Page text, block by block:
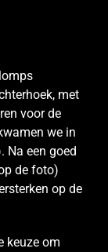
met
voor de
we in
Na een goed
de foto)
op de
keuze om